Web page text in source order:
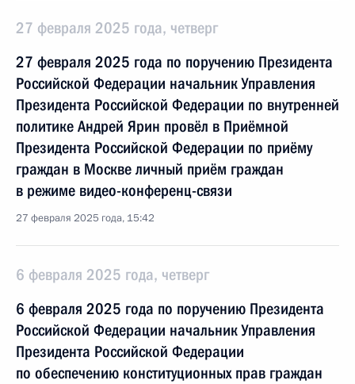
27 февраля 2025 года, четверг
27 февраля 2025 года по поручению Президента
Российской Федерации начальник Управления
Президента Российской Федерации по внутренней
политике Андрей Ярин провёл в Приёмной
Президента Российской Федерации по приёму
граждан в Москве личный приём граждан
в режиме видео-конференц-связи
27 февраля 2025 года, 15:42
6 февраля 2025 года, четверг
6 февраля 2025 года по поручению Президента
Российской Федерации начальник Управления
Президента Российской Федерации
по обеспечению конституционных прав граждан